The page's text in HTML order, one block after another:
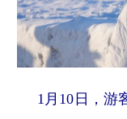
1月10日，游客